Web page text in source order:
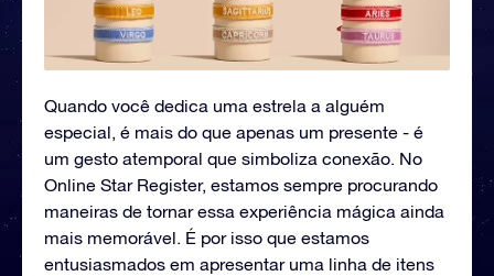
Quando você dedica uma estrela a alguém
especial, é mais do que apenas um presente - é
um gesto atemporal que simboliza conexão. No
Online Star Register, estamos sempre procurando
maneiras de tornar essa experiência mágica ainda
mais memorável. É por isso que estamos
entusiasmados em apresentar uma linha de itens